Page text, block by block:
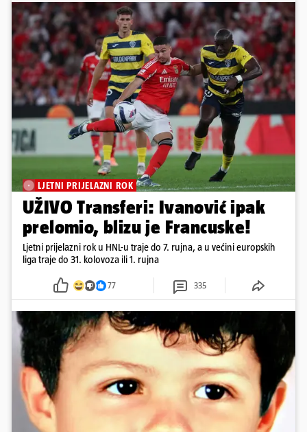
LJETNI PRIJELAZNI ROK
UŽIVO Transferi: Ivanović ipak
prelomio, blizu je Francuske!
Ljetni prijelazni rok u HNL-u traje do 7. rujna, a u većini europskih
liga traje do 31. kolovoza ili 1. rujna
77 335